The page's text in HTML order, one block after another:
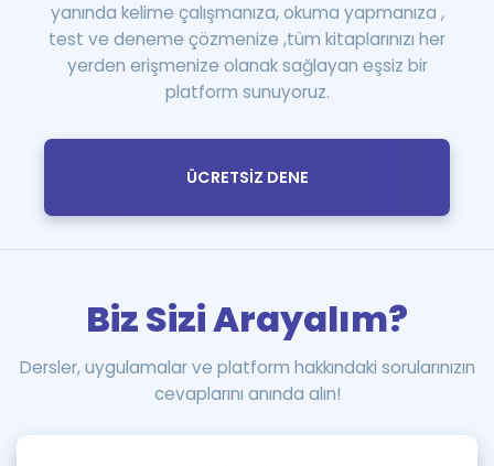
yanında kelime çalışmanıza, okuma yapmanıza ,
test ve deneme çözmenize ,tüm kitaplarınızı her
yerden erişmenize olanak sağlayan eşsiz bir
platform sunuyoruz.
ÜCRETSİZ DENE
Biz Sizi Arayalım?
Dersler, uygulamalar ve platform hakkındaki sorularınızın
cevaplarını anında alın!